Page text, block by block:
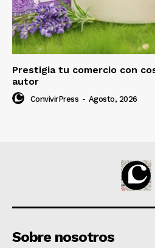
Prestigia tu comercio con
autor
ConvivirPress - Agosto, 2026
Sobre nosotros